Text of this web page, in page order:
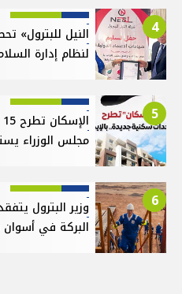
4
لنظام إدارة
5
مجلس الوزراء
6
وزير البترول
البركة في أسوان